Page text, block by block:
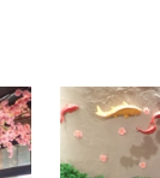
el negocio